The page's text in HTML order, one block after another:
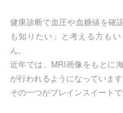
健康診断で血圧や血糖値を確
も知りたい」と考える方も
ん。
近年では、MRI画像をもとに
が行われるようになっています
その一つがブレインスイートで